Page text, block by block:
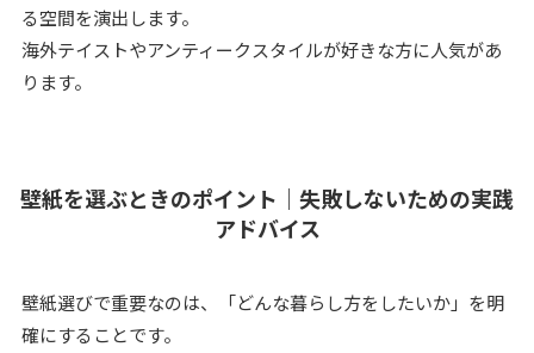
る空間を演出します。
海外テイストやアンティークスタイルが好きな方に人気があ
ります。
壁紙を選ぶときのポイント｜失敗しないための実践
アドバイス
壁紙選びで重要なのは、「どんな暮らし方をしたいか」を明
確にすることです。